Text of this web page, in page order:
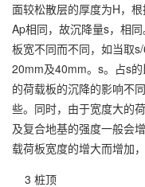
面较松散层的厚度为H，
Ap相同，故沉降量s，相
板宽不同而不同，如当取
20mm及40mm。s。占s
的荷载板的沉降的影响不
些。同时，由于宽度大的
及复合地基的强度一般会
载荷板宽度的增大而增加
3 桩顶